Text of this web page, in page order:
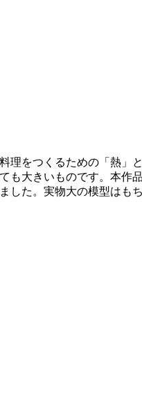
理をつくるための「熱
も大きいものです。本
た。実物大の模型はも